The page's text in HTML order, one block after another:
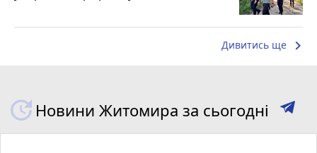
Дивитись ще keyboard_arrow_right
Новини Житомира за сьогодні